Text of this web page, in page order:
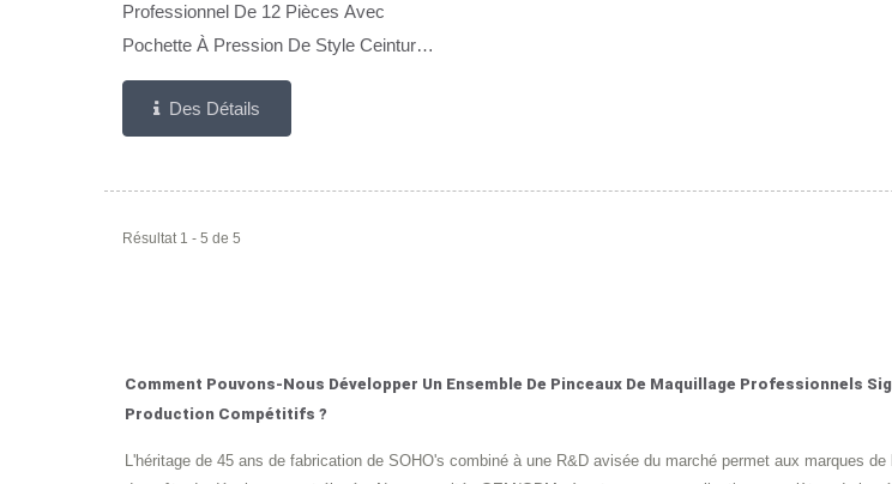
Professionnel De 12 Pièces Avec
Pochette À Pression De Style Ceinture
Est Conçu Pour Les Maquilleurs
Professionnels, Les Stylistes De
Des Détails
Résultat 1 - 5 de 5
Comment Pouvons-Nous Développer Un Ensemble De Pinceaux De Maquillage Professionnels
Production Compétitifs ?
L'héritage de 45 ans de fabrication de SOHO's combiné à une R&D avisée du marché permet aux marques